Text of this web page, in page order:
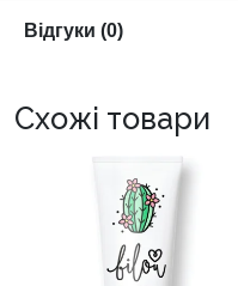
Відгуки (0)
Схожі товари